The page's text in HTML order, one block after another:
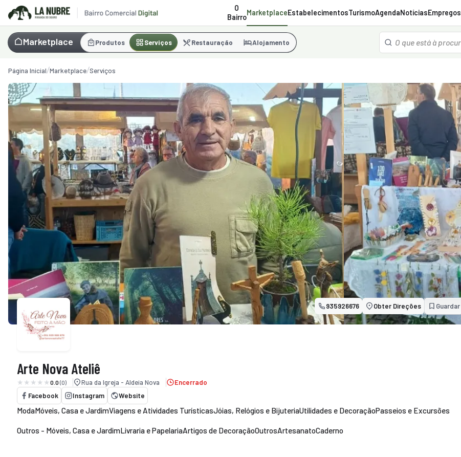
O
Bairro
MarketplaceEstabelecimentosTurismoAgendaNotíciasEmpregos
Marketplace Produtos Serviços Restauração Alojamento
Página Inicial Marketplace Serviços
935926676 Obter Direções Guardar
Arte Nova Ateliê
0.0 (0) Rua da Igreja - Aldeia Nova
Encerrado
Facebook
Instagram Website
ModaMóveis, Casa e JardimViagens e Atividades TurísticasJóias, Relógios e BijuteriaUtilidades e DecoraçãoPasseios e Excursões
Outros - Móveis, Casa e JardimLivraria e PapelariaArtigos de DecoraçãoOutrosArtesanatoCaderno